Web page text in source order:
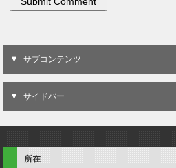
サブコンテンツ
サイドバー
所在